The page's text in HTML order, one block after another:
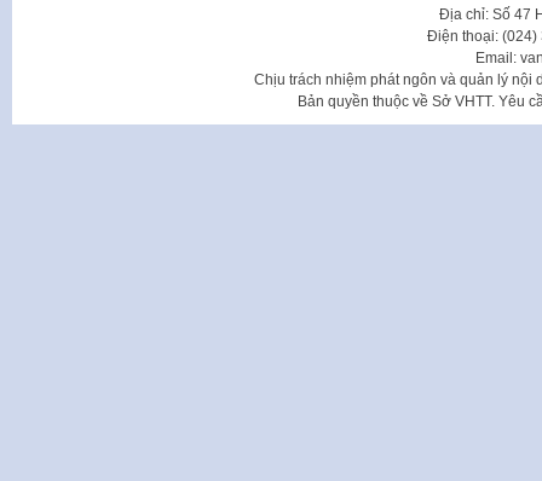
Địa chỉ: Số 47
Điện thoại: (024)
Email:
Chịu trách nhiệm phát ngôn và quản lý nội
Bản quyền thuộc về Sở VHTT. Yêu